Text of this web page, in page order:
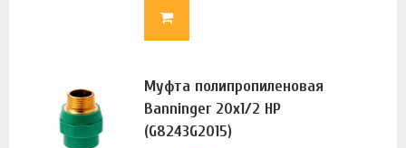
Муфта полипропиленовая
Banninger 20х1/2 НР
(G8243G2015)